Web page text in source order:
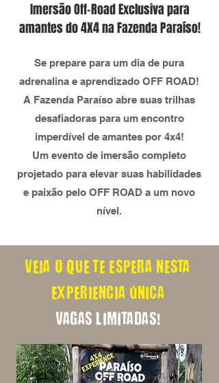
Imersão Off-Road Exclusiva para
amantes do 4X4 na Fazenda Paraíso!
Se prepare para um dia de pura
adrenalina e aprendizado OFF ROAD!
A Fazenda Paraíso abre suas trilhas
desafiadoras para um encontro
imperdível de amantes por 4x4!
Um evento de imersão completo
projetado para elevar suas habilidades
e paixão pelo OFF ROAD a um novo
nível.
veja O que te espera nesta
experiencia única
vagas limitadas!